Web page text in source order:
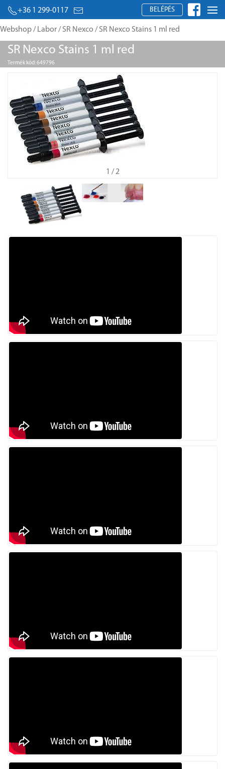
+36 1 299-0117 BELÉPÉS
Webshop/ Labor/ SR Nexco / SR Nexco Stains 1 ml red
SR Nexco Stains 1 ml red
Termék kód: 649796
1 / 2